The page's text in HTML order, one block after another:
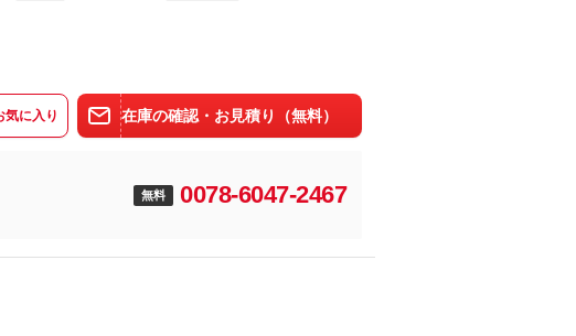
気に入り 在庫の確認・お見積り（無料）
無料 0078-6047-2467